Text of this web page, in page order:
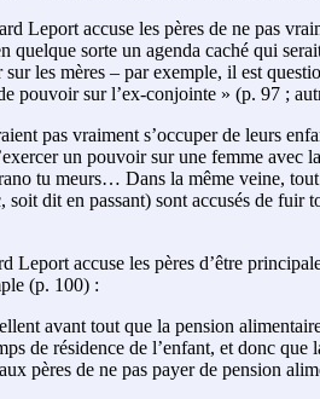
Leport accuse les pères de ne pas
quelque sorte un agenda caché qui
sur les mères – par exemple, il est
pouvoir sur l’ex-conjointe » (p. 97 ;
pas vraiment s’occuper de leurs
un pouvoir sur une femme avec
tu meurs… Dans la même veine,
soit dit en passant) sont accusés de fuir
Leport accuse les pères d’être
(p. 100) :
avant tout que la pension
de résidence de l’enfant, et donc que
pères de ne pas payer de pension